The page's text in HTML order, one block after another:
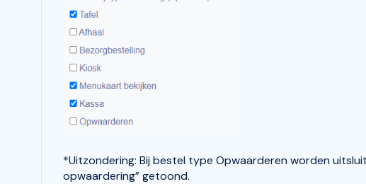
*Uitzondering: Bij bestel type Opwaarderen worden
opwaardering” getoond.